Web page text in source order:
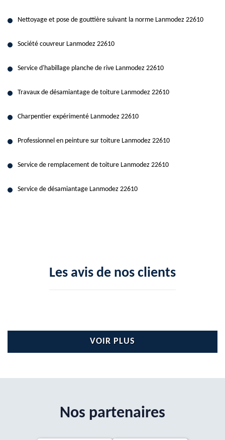
Nettoyage et pose de gouttière suivant la norme Lanmodez 22610
Société couvreur Lanmodez 22610
Service d'habillage planche de rive Lanmodez 22610
Travaux de désamiantage de toiture Lanmodez 22610
Charpentier expérimenté Lanmodez 22610
Professionnel en peinture sur toiture Lanmodez 22610
Service de remplacement de toiture Lanmodez 22610
Service de désamiantage Lanmodez 22610
Les avis de nos clients
VOIR PLUS
Nos partenaires